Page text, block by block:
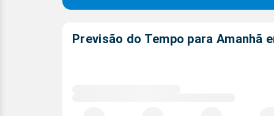
Previsão do Tempo para Amanhã